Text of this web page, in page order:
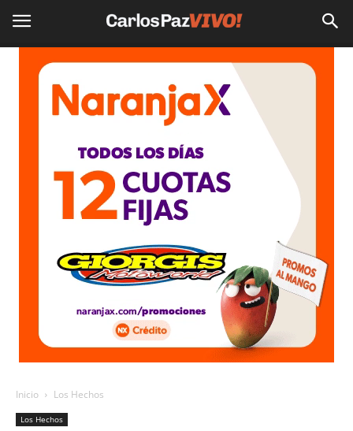
Inicio Los Hechos
Los Hechos